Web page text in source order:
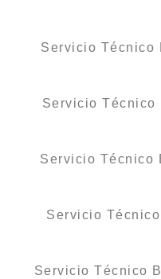
Servicio Técnico
Servicio Técnico
Servicio Técnico
Servicio
Servicio Técnico